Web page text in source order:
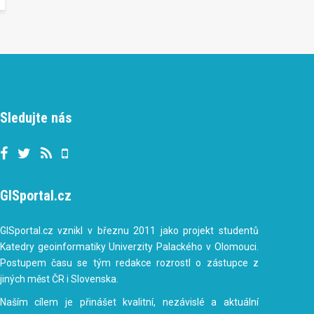
Sledujte nás
GISportal.cz
GISportal.cz vznikl v březnu 2011 jako projekt studentů
Katedry geoinformatiky Univerzity Palackého v Olomouci.
Postupem času se tým redakce rozrostl o zástupce z
jiných měst ČR i Slovenska.
Naším cílem je přinášet kvalitní, nezávislé a aktuální